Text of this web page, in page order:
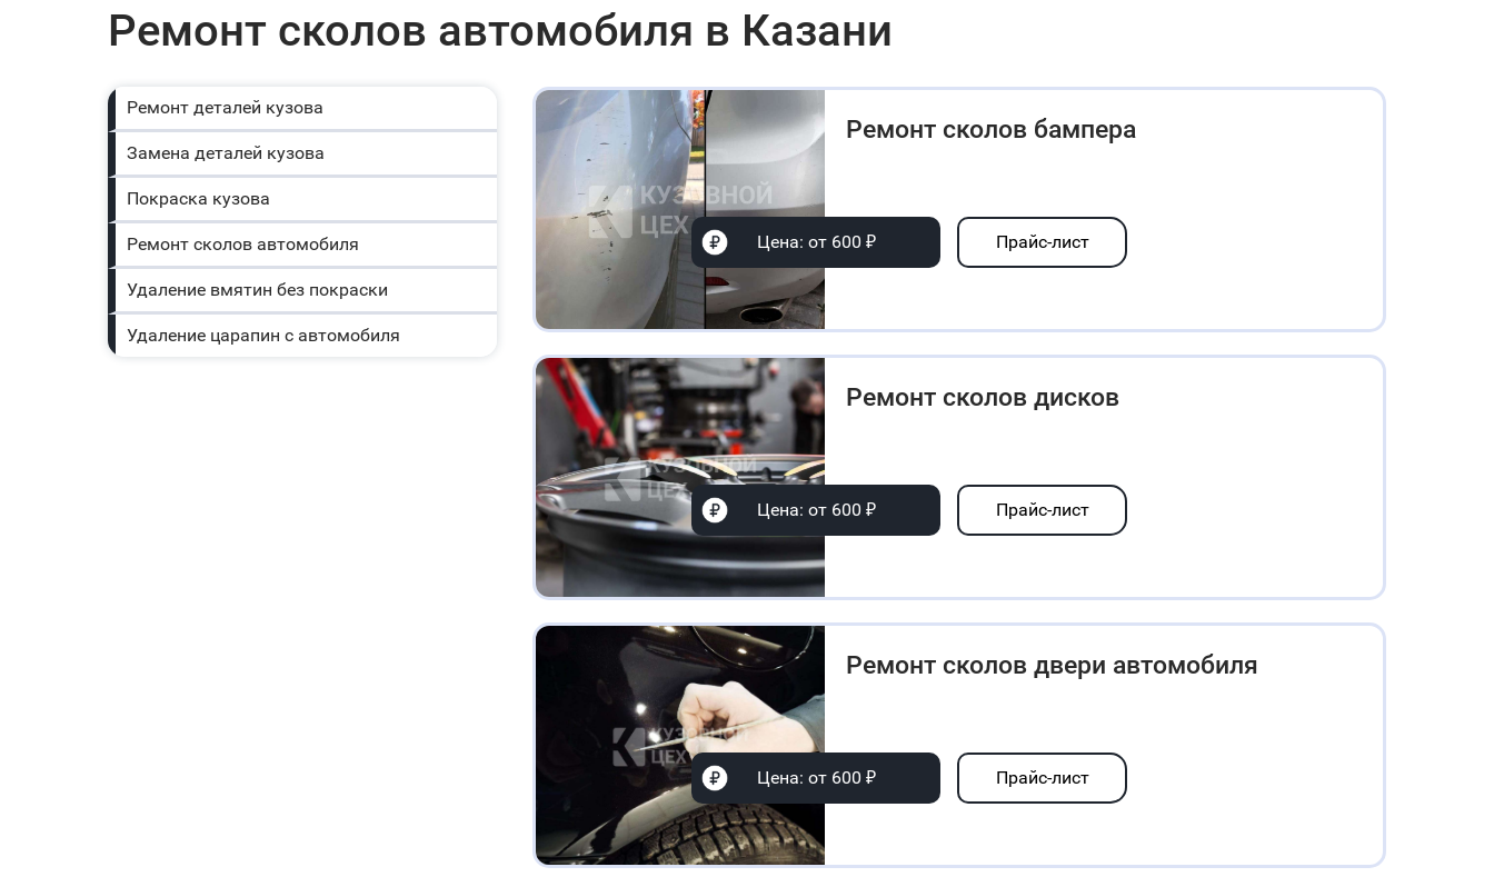
Ремонт сколов автомобиля в Казани
Ремонт сколов бампера
Цена: от 600 ₽ Прайс-лист
Ремонт сколов дисков
Цена: от 600 ₽ Прайс-лист
Ремонт сколов двери автомобиля
Цена: от 600 ₽ Прайс-лист
Ремонт деталей кузова
Замена деталей кузова
Покраска кузова
Ремонт сколов автомобиля
Удаление вмятин без покраски
Удаление царапин с автомобиля